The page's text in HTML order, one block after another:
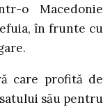
o Macedonie
în frunte cu
care profită de
său pentru